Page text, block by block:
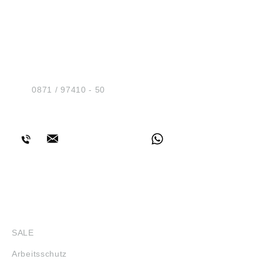
Tel.:0871 / 97410 - 50
SALE
Arbeitsschutz